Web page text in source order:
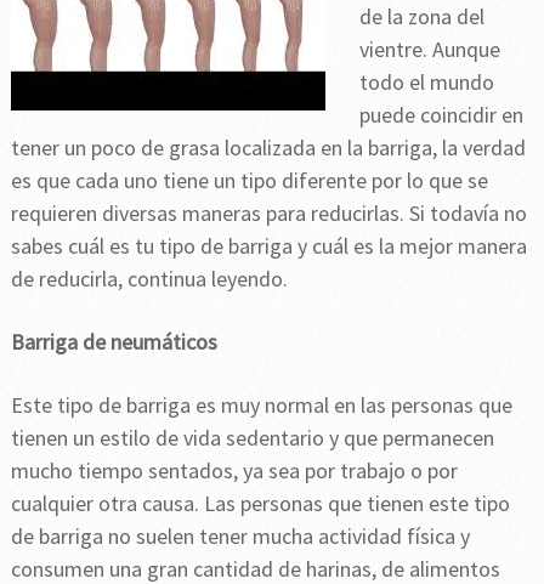
de la zona del
vientre. Aunque
todo el mundo
puede coincidir en
tener un poco de grasa localizada en la barriga, la verdad
es que cada uno tiene un tipo diferente por lo que se
requieren diversas maneras para reducirlas. Si todavía no
sabes cuál es tu tipo de barriga y cuál es la mejor manera
de reducirla, continua leyendo.
Barriga de neumáticos
Este tipo de barriga es muy normal en las personas que
tienen un estilo de vida sedentario y que permanecen
mucho tiempo sentados, ya sea por trabajo o por
cualquier otra causa. Las personas que tienen este tipo
de barriga no suelen tener mucha actividad física y
consumen una gran cantidad de harinas, de alimentos